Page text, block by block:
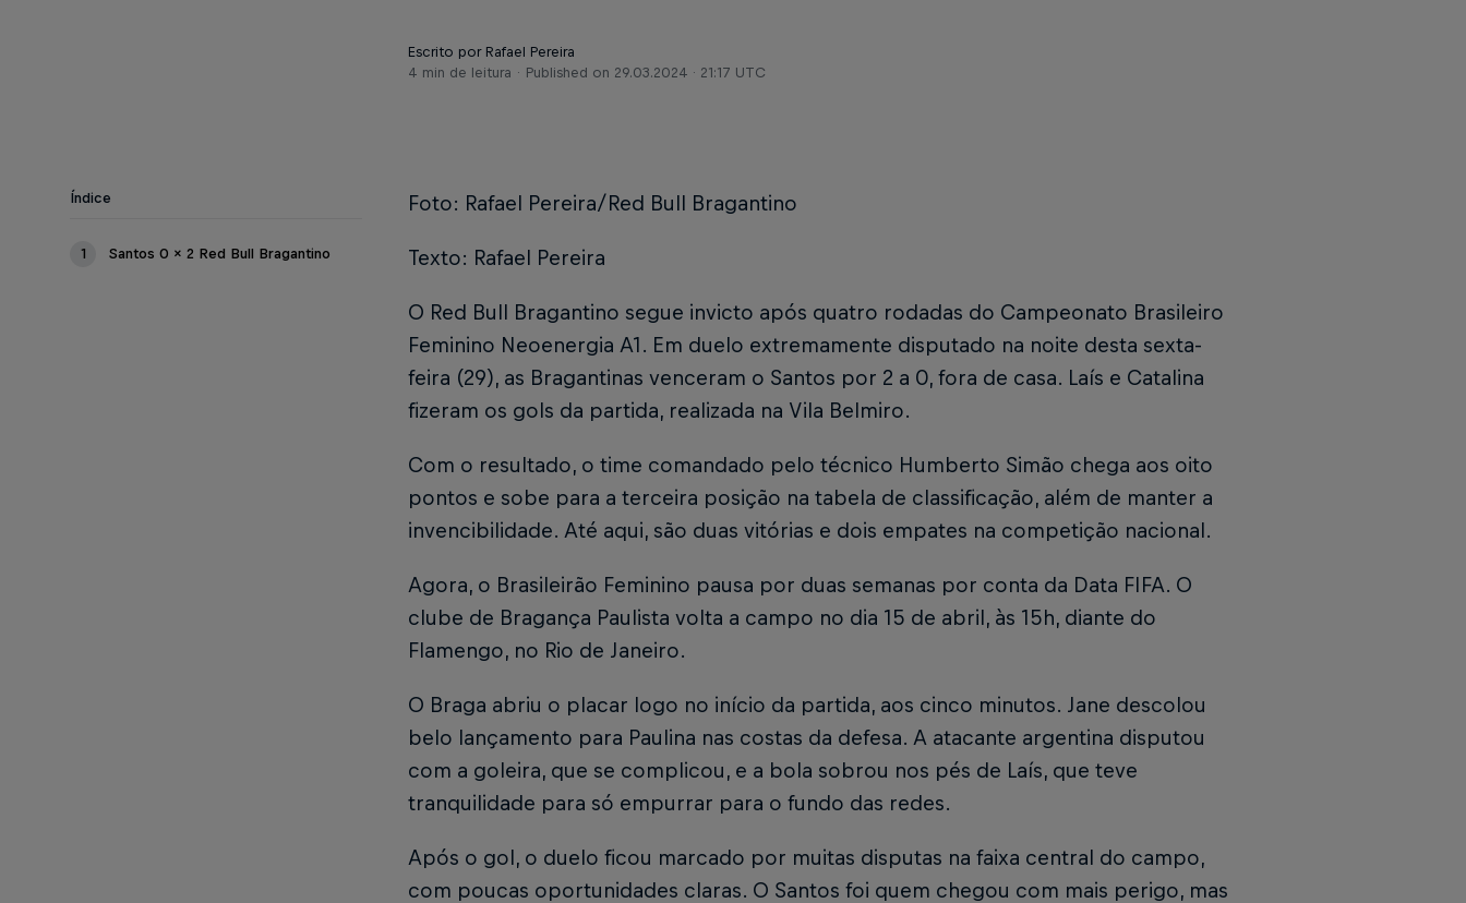
Escrito por Rafael Pereira
4 min de leitura
Published on 29.03.2024 · 21:17 UTC
Índice
1 Santos 0 x 2 Red Bull Bragantino
Foto: Rafael Pereira/Red Bull Bragantino
Texto: Rafael Pereira
O Red Bull Bragantino segue invicto após quatro rodadas do Campeonato Brasileiro
Feminino Neoenergia A1. Em duelo extremamente disputado na noite desta sexta-
feira (29), as Bragantinas venceram o Santos por 2 a 0, fora de casa. Laís e Catalina
fizeram os gols da partida, realizada na Vila Belmiro.
Com o resultado, o time comandado pelo técnico Humberto Simão chega aos oito
pontos e sobe para a terceira posição na tabela de classificação, além de manter a
invencibilidade. Até aqui, são duas vitórias e dois empates na competição nacional.
Agora, o Brasileirão Feminino pausa por duas semanas por conta da Data FIFA. O
clube de Bragança Paulista volta a campo no dia 15 de abril, às 15h, diante do
Flamengo, no Rio de Janeiro.
O Braga abriu o placar logo no início da partida, aos cinco minutos. Jane descolou
belo lançamento para Paulina nas costas da defesa. A atacante argentina disputou
com a goleira, que se complicou, e a bola sobrou nos pés de Laís, que teve
tranquilidade para só empurrar para o fundo das redes.
Após o gol, o duelo ficou marcado por muitas disputas na faixa central do campo,
com poucas oportunidades claras. O Santos foi quem chegou com mais perigo, mas